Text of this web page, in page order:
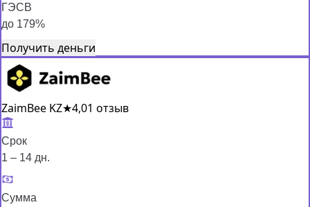
ГЭСВ
до 179%
Получить деньги
ZaimBee KZ★4,01 отзыв
Срок
1 – 14 дн.
Сумма